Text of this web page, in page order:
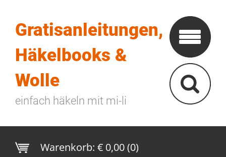
Gratisanleitungen,
Häkelbooks &
Wolle
einfach häkeln mit mi-li
Warenkorb: € 0,00 (0)